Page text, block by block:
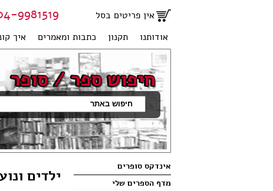
אין פריטים בסל
אודותנו
תקנון כתבות ומאמרים איך
9981519 | 051-2707950
אינדקס סופרים
מדף הספרים שלי
ילדים